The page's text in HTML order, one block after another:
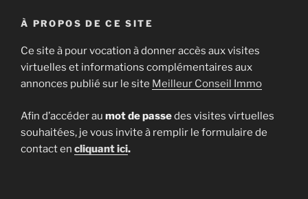
À PROPOS DE CE SITE
Ce site à pour vocation à donner accès aux visites
virtuelles et informations complémentaires aux
annonces publié sur le site Meilleur Conseil Immo
Afin d’accéder au mot de passedes visites virtuelles
souhaitées, je vous invite à remplir le formulaire de
contact en cliquant ici.